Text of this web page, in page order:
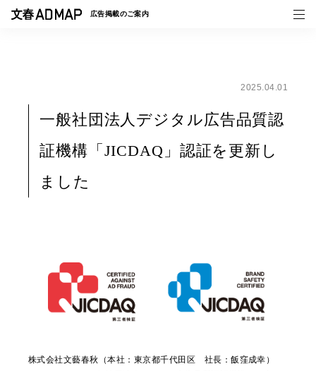
広告掲載のご案内
事例一覧
トピックス
2025.04.01
一般社団法人デジタル広告品質認
証機構「JICDAQ」認証を更新し
ました
株式会社文藝春秋（本社：東京都千代田区 社長：飯窪成幸）